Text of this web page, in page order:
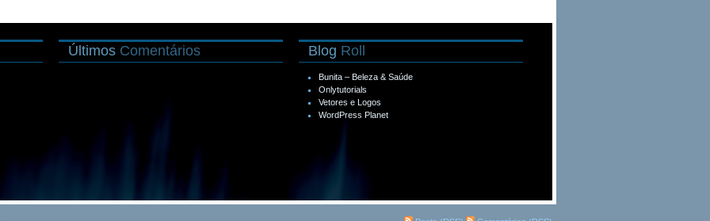
Últimos Comentários Blog Roll
Bunita – Beleza & Saúde
Onlytutorials
Vetores e Logos
WordPress Planet